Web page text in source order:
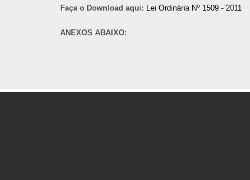
Faça o Download aqui: Lei Ordinária Nº 1509 - 2011
ANEXOS ABAIXO: